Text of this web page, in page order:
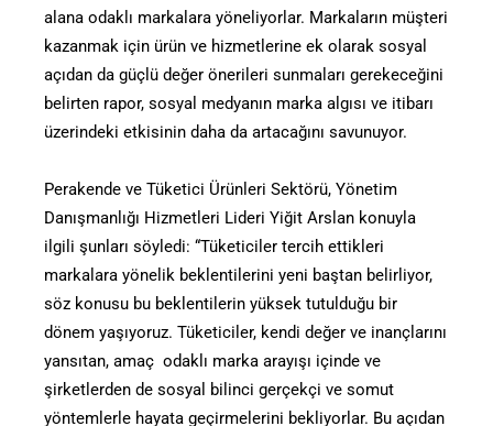
alana odaklı markalara yöneliyorlar. Markaların müşteri
kazanmak için ürün ve hizmetlerine ek olarak sosyal
açıdan da güçlü değer önerileri sunmaları gerekeceğini
belirten rapor, sosyal medyanın marka algısı ve itibarı
üzerindeki etkisinin daha da artacağını savunuyor.
Perakende ve Tüketici Ürünleri Sektörü, Yönetim
Danışmanlığı Hizmetleri Lideri Yiğit Arslan konuyla
ilgili şunları söyledi: “Tüketiciler tercih ettikleri
markalara yönelik beklentilerini yeni baştan belirliyor,
söz konusu bu beklentilerin yüksek tutulduğu bir
dönem yaşıyoruz. Tüketiciler, kendi değer ve inançlarını
yansıtan, amaç odaklı marka arayışı içinde ve
şirketlerden de sosyal bilinci gerçekçi ve somut
yöntemlerle hayata geçirmelerini bekliyorlar. Bu açıdan